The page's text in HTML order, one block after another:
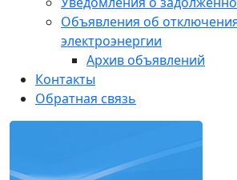
Объявления об
электроэнергии
Архив объявлений
Контакты
Обратная связь